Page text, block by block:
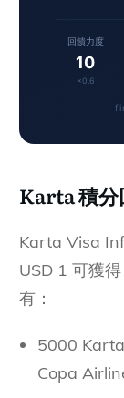
回饋力度
10
×0.6
Karta 積分
Karta Visa
USD 1 可獲
有：
5000
Copa